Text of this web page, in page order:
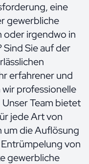
eine
gewerbliche
oder irgendwo in
Sie auf der
erfahrener und
professionelle
Unser Team bietet
jede Art von
um die Auflösung
von
gewerbliche